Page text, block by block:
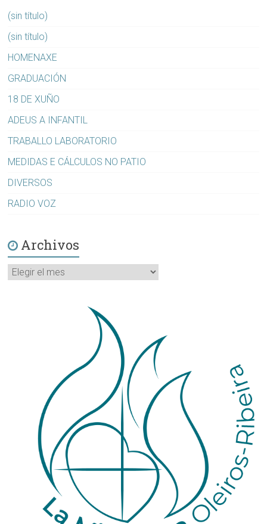
(sin título)
(sin título)
HOMENAXE
GRADUACIÓN
18 DE XUÑO
ADEUS A INFANTIL
TRABALLO LABORATORIO
MEDIDAS E CÁLCULOS NO PATIO
DIVERSOS
RADIO VOZ
Archivos
Archivos